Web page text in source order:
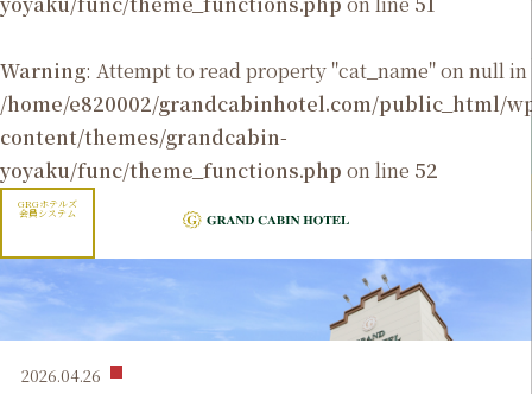
Warning: Attempt to read property "cat_name" on null in
/home/e820002/grandcabinhotel.com/public_html/
content/themes/grandcabin-
yoyaku/func/theme_functions.php on line 52
GRGホテルズ
会員システム
2026.04.26